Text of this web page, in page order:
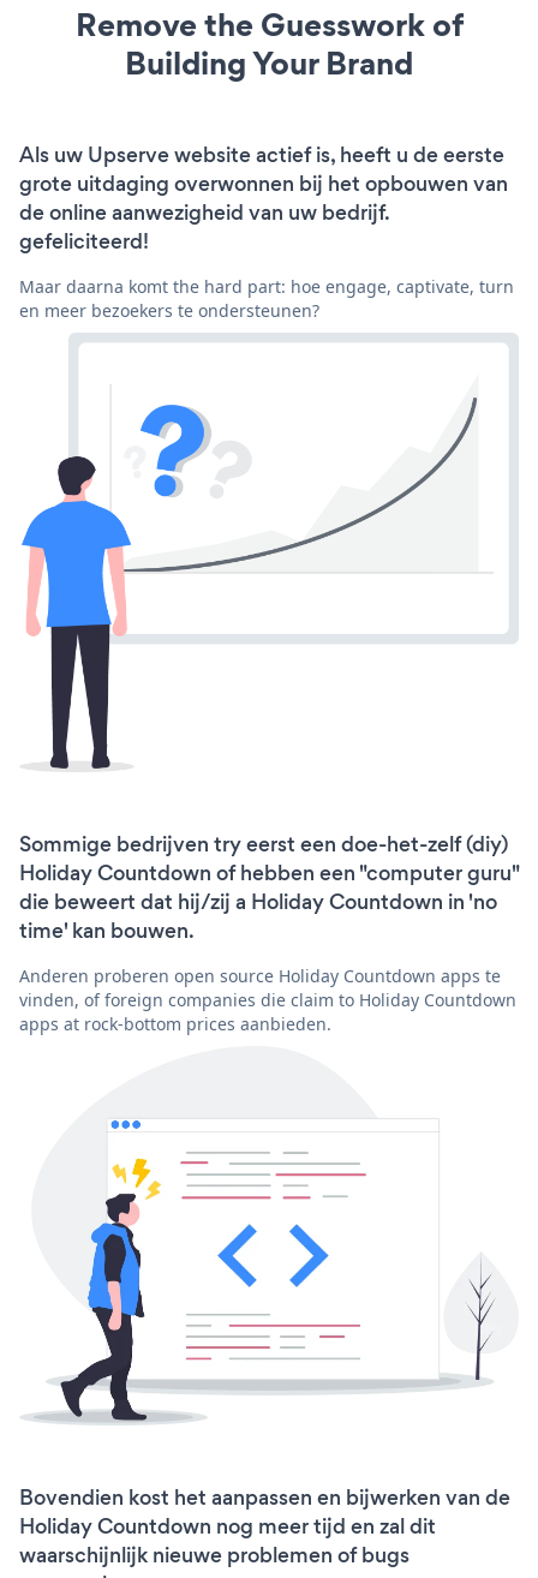
Remove the Guesswork of
Building Your Brand
Als uw Upserve website actief is, heeft u de eerste
grote uitdaging overwonnen bij het opbouwen van
de online aanwezigheid van uw bedrijf.
gefeliciteerd!
Maar daarna komt the hard part: hoe engage, captivate, turn
en meer bezoekers te ondersteunen?
Sommige bedrijven try eerst een doe-het-zelf (diy)
Holiday Countdown of hebben een "computer guru"
die beweert dat hij/zij a Holiday Countdown in 'no
time' kan bouwen.
Anderen proberen open source Holiday Countdown apps te
vinden, of foreign companies die claim to Holiday Countdown
apps at rock-bottom prices aanbieden.
Bovendien kost het aanpassen en bijwerken van de
Holiday Countdown nog meer tijd en zal dit
waarschijnlijk nieuwe problemen of bugs